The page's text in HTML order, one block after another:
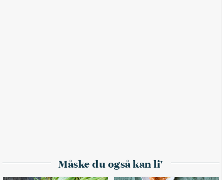
Måske du også kan li'